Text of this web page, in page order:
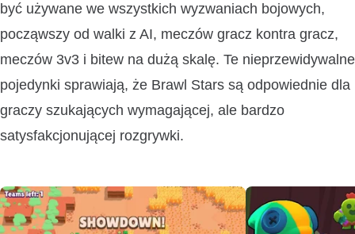
być używane we wszystkich wyzwaniach bojowych,
począwszy od walki z AI, meczów gracz kontra gracz,
meczów 3v3 i bitew na dużą skalę. Te nieprzewidywalne
pojedynki sprawiają, że Brawl Stars są odpowiednie dla
graczy szukających wymagającej, ale bardzo
satysfakcjonującej rozgrywki.